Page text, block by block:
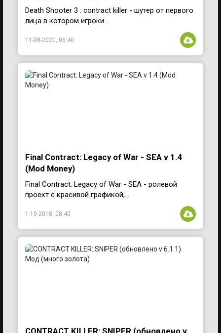
Death Shooter 3 : contract killer - шутер от первого
лица в котором игроки...
11-08-2020, 06:40
Final Contract: Legacy of War - SEA v 1.4
(Mod Money)
Final Contract: Legacy of War - SEA - ролевой
проект с красивой графикой,...
1-10-2018, 08:40
CONTRACT KILLER: SNIPER (обновлено v